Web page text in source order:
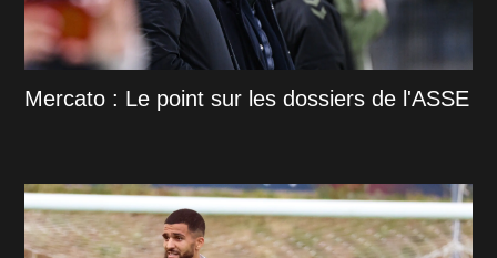
Mercato : Le point sur les dossiers de l'ASSE